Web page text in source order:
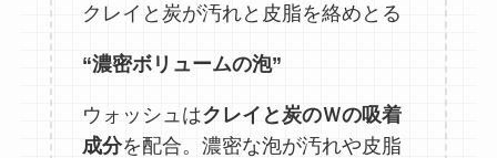
クレイと炭が汚れと皮脂を絡めとる
“濃密ボリュームの泡”
ウォッシュはクレイと炭のＷの吸着
成分を配合。濃密な泡が汚れや皮脂